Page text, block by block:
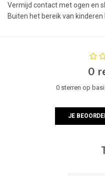
Vermijd contact met ogen en
Buiten het bereik van kinderen
0
0 sterren op
JE